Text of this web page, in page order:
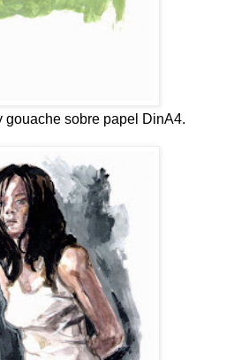
gouache sobre papel DinA4.